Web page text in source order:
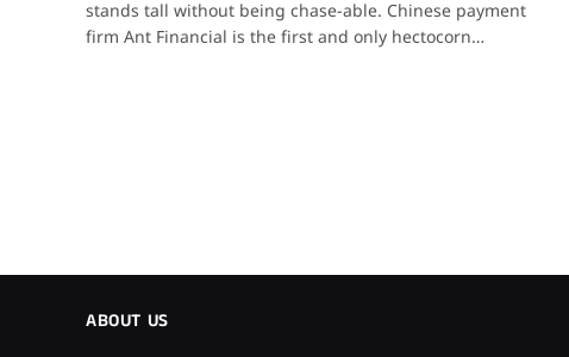
stands tall without being chase-able. Chinese payment
firm Ant Financial is the first and only hectocorn…
ABOUT US